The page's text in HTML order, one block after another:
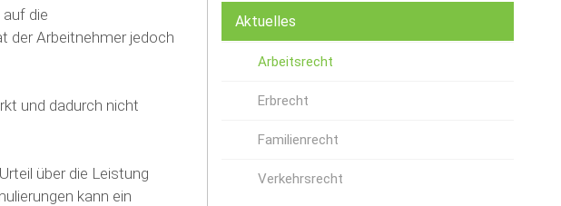
Aktuelles
Arbeitsrecht
Erbrecht
Familienrecht
Verkehrsrecht
die
der Arbeitnehmer jedoch
und dadurch nicht
über die Leistung
kann ein